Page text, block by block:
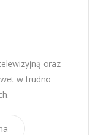
oraz
w trudno